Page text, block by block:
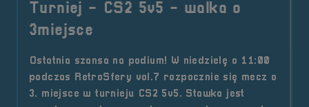
Turniej - CS2 5v5 - walka o
3miejsce
Ostatnia szansa na podium! W niedzielę o 11:00
podczas RetroSfery vol.7 rozpocznie się mecz o
3. miejsce w turnieju CS2 5v5. Stawka jest